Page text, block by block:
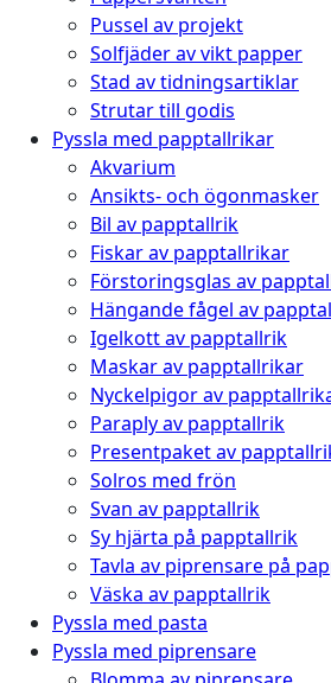
Pussel av projekt
Solfjäder av vikt papper
Stad av tidningsartiklar
Strutar till godis
Pyssla med papptallrikar
Akvarium
Ansikts- och ögonmasker
Bil av papptallrik
Fiskar av papptallrikar
Förstoringsglas av
Hängande fågel av
Igelkott av papptallrik
Maskar av papptallrikar
Nyckelpigor av
Paraply av papptallrik
Presentpaket av
Solros med frön
Svan av papptallrik
Sy hjärta på papptallrik
Tavla av piprensare på
Väska av papptallrik
Pyssla med pasta
Pyssla med piprensare